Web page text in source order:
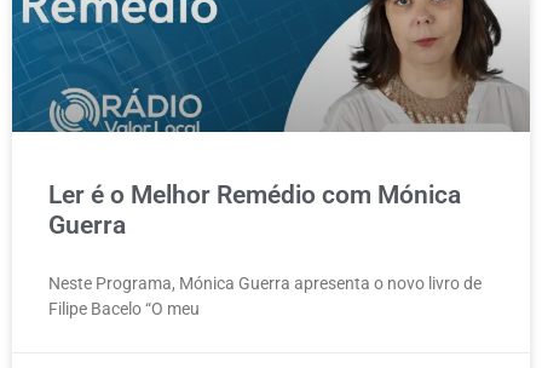
Ler é o Melhor Remédio com Mónica
Guerra
Neste Programa, Mónica Guerra apresenta o novo livro de
Filipe Bacelo “O meu